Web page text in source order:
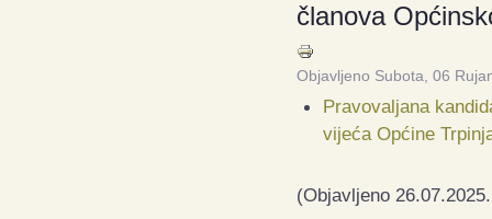
članova
Objavljeno Subota, 06
Pravovaljana
vijeća Općine
(Objavljeno